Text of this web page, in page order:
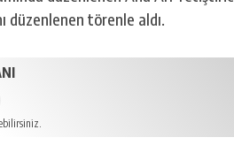
düzenlenen törenle aldı.